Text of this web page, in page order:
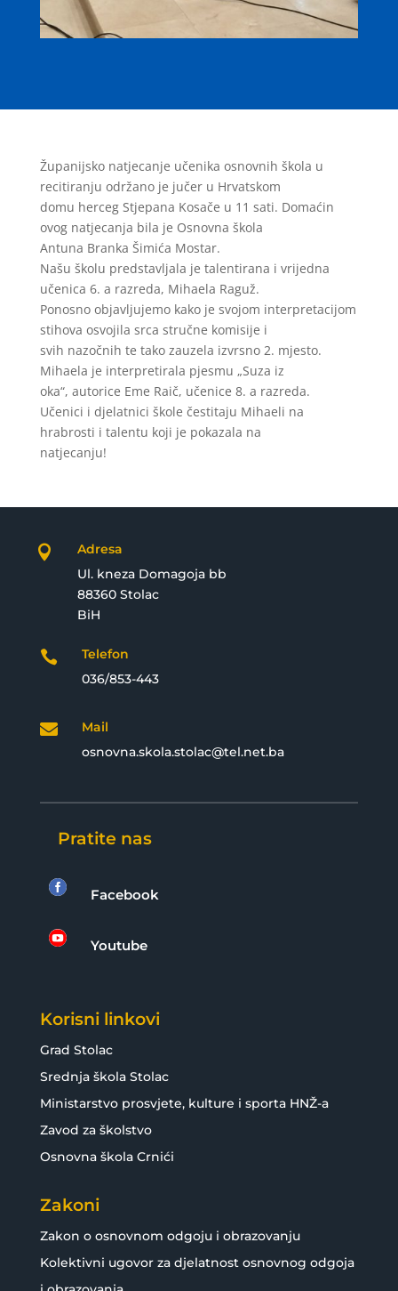
Županijsko natjecanje učenika osnovnih škola u
recitiranju održano je jučer u Hrvatskom
domu herceg Stjepana Kosače u 11 sati. Domaćin
ovog natjecanja bila je Osnovna škola
Antuna Branka Šimića Mostar.
Našu školu predstavljala je talentirana i vrijedna
učenica 6. a razreda, Mihaela Raguž.
Ponosno objavljujemo kako je svojom interpretacijom
stihova osvojila srca stručne komisije i
svih nazočnih te tako zauzela izvrsno 2. mjesto.
Mihaela je interpretirala pjesmu „Suza iz
oka“, autorice Eme Raič, učenice 8. a razreda.
Učenici i djelatnici škole čestitaju Mihaeli na
hrabrosti i talentu koji je pokazala na
natjecanju!

Adresa
Ul. kneza Domagoja bb
88360 Stolac
BiH

Telefon
036/853-443

Mail
osnovna.skola.stolac@tel.net.ba
Pratite nas
 Facebook
 Youtube
Korisni linkovi
Grad Stolac
Srednja škola Stolac
Ministarstvo prosvjete, kulture i sporta HNŽ-a
Zavod za školstvo
Osnovna škola Crnići
Zakoni
Zakon o osnovnom odgoju i obrazovanju
Kolektivni ugovor za djelatnost osnovnog odgoja